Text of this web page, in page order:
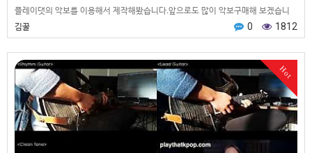
플레이댓의 악보를 이용해서 제작해봤습니다.앞으로도 많이 악보구매해 보겠습니
다.
김꿀 0 1812
Hot